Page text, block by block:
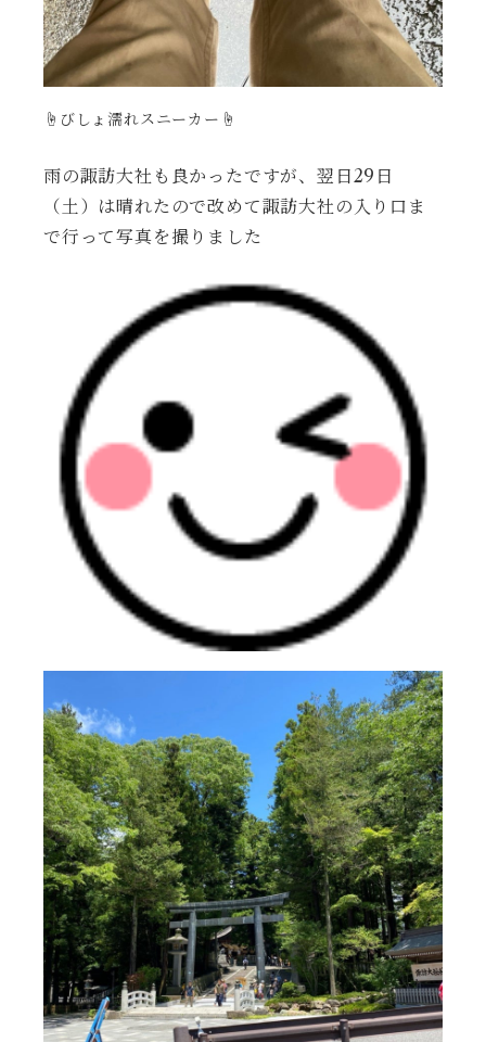
☝️びしょ濡れスニーカー☝️
雨の諏訪大社も良かったですが、翌日29日
（土）は晴れたので改めて諏訪大社の入り口ま
で行って写真を撮りました